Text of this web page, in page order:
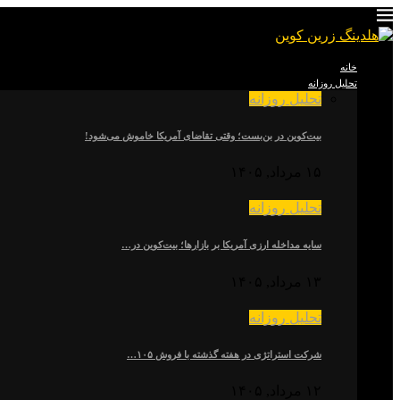
خانه
تحلیل روزانه
تحلیل روزانه
بیت‌کوین در بن‌بست؛ وقتی تقاضای آمریکا خاموش می‌شود!
تحلیل روزانه
سایه مداخله ارزی آمریکا بر بازارها؛ بیت‌کوین در…
تحلیل روزانه
شرکت استراتژی در هفته گذشته با فروش ۱۰۵…